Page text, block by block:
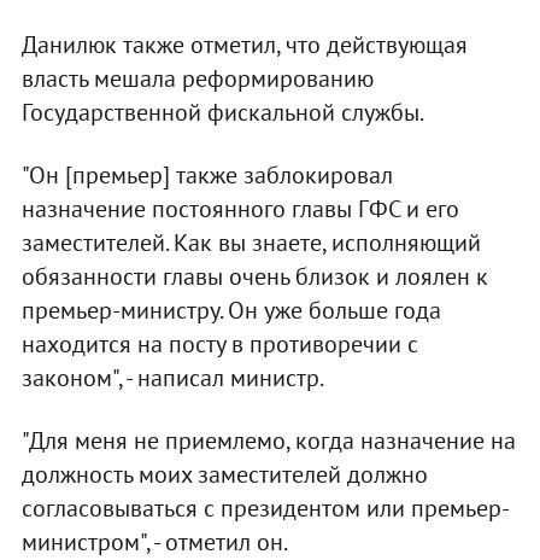
Данилюк также отметил, что действующая
власть мешала реформированию
Государственной фискальной службы.
"Он [премьер] также заблокировал
назначение постоянного главы ГФС и его
заместителей. Как вы знаете, исполняющий
обязанности главы очень близок и лоялен к
премьер-министру. Он уже больше года
находится на посту в противоречии с
законом", - написал министр.
"Для меня не приемлемо, когда назначение на
должность моих заместителей должно
согласовываться с президентом или премьер-
министром", - отметил он.